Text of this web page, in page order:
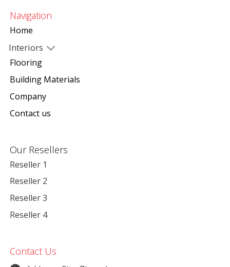
Navigation
Home
Interiors
Flooring
Building Materials
Company
Contact us
Our Resellers
Reseller 1
Reseller 2
Reseller 3
Reseller 4
Contact Us